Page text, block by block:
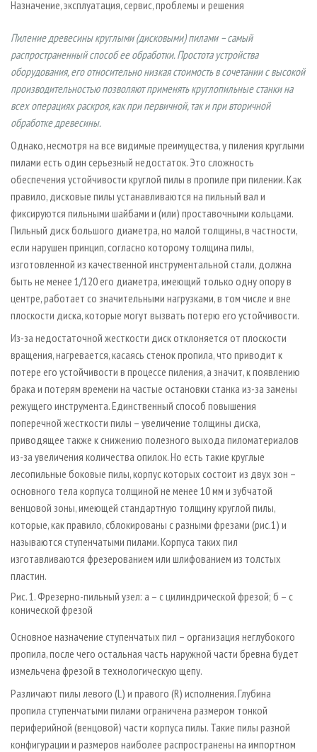
СУШКА ДРЕВЕСИНЫ
ПРОИЗВОДСТВО ДРЕВЕСНЫХ ПЛИТ
ДЕРЕВЯННОЕ ДОМОСТРОЕНИЕ
ПРОИЗВОДСТВО МЕБЕЛИ
БИОЭНЕРГЕТИКА
ЦБП
ИНСТРУМЕНТ И МАТЕРИАЛЫ
ПЕРСОНЫ
МОБИЛЬНЫЕ ВЫСТАВКИ
ОФИЦИАЛЬНЫЕ ДЕЛЕГАЦИИ
ПРИОРИТЕТНЫЕ ИНВЕСТПРОЕКТЫ
RUSSIAN FORESTRY REVIEW
ГАЗЕТА ЛЕСПРОМФОРУМ
БИБЛИОТЕКА СПЕЦИАЛИСТА
КОНТАКТЫ
РЕКЛАМА
РЕКЛАМА НА САЙТЕ
Назначение, эксплуатация, сервис, проблемы и решения
Пиление древесины круглыми (дисковыми) пилами – самый
распространенный способ ее обработки. Простота устройства
оборудования, его относительно низкая стоимость в сочетании с высокой
производительностью позволяют применять круглопильные станки на
всех операциях раскроя, как при первичной, так и при вторичной
обработке древесины.
Однако, несмотря на все видимые преимущества, у пиления круглыми
пилами есть один серьезный недостаток. Это сложность
обеспечения устойчивости круглой пилы в пропиле при пилении. Как
правило, дисковые пилы устанавливаются на пильный вал и
фиксируются пильными шайбами и (или) проставочными кольцами.
Пильный диск большого диаметра, но малой толщины, в частности,
если нарушен принцип, согласно которому толщина пилы,
изготовленной из качественной инструментальной стали, должна
быть не менее 1/120 его диаметра, имеющий только одну опору в
центре, работает со значительными нагрузками, в том числе и вне
плоскости диска, которые могут вызвать потерю его устойчивости.
Из-за недостаточной жесткости диск отклоняется от плоскости
вращения, нагревается, касаясь стенок пропила, что приводит к
потере его устойчивости в процессе пиления, а значит, к появлению
брака и потерям времени на частые остановки станка из-за замены
режущего инструмента. Единственный способ повышения
поперечной жесткости пилы – увеличение толщины диска,
приводящее также к снижению полезного выхода пиломатериалов
из-за увеличения количества опилок. Но есть такие круглые
лесопильные боковые пилы, корпус которых состоит из двух зон –
основного тела корпуса толщиной не менее 10 мм и зубчатой
венцовой зоны, имеющей стандартную толщину круглой пилы,
которые, как правило, сблокированы с разными фрезами (рис.1) и
называются ступенчатыми пилами. Корпуса таких пил
изготавливаются фрезерованием или шлифованием из толстых
пластин.
Рис. 1. Фрезерно-пильный узел: а – с цилиндрической фрезой; б – с
конической фрезой
Основное назначение ступенчатых пил – организация неглубокого
пропила, после чего остальная часть наружной части бревна будет
измельчена фрезой в технологическую щепу.
Различают пилы левого (L) и правого (R) исполнения. Глубина
пропила ступенчатыми пилами ограничена размером тонкой
периферийной (венцовой) части корпуса пилы. Такие пилы разной
конфигурации и размеров наиболее распространены на импортном